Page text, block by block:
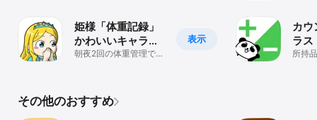
表示
姫様「体重記録」
かわいいキャラと
一緒にダイエット
朝夜2回の体重管理であ
カ
ラス
ベン
所持
その他のおすすめ